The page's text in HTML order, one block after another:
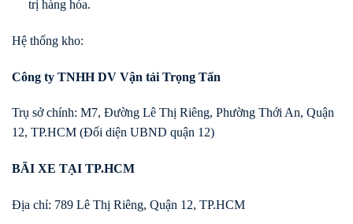
trị hàng hóa.
Hệ thống kho:
Công ty TNHH DV Vận tải Trọng Tấn
Trụ sở chính: M7, Đường Lê Thị Riêng, Phường Thới An, Quận
12, TP.HCM (Đối diện UBND quận 12)
BÃI XE TẠI TP.HCM
Địa chỉ: 789 Lê Thị Riêng, Quận 12, TP.HCM